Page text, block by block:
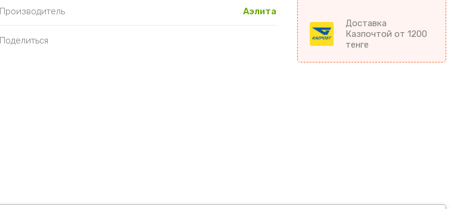
Производитель Аэлита
Поделиться
Доставка
Казпочтой от 1200
тенге